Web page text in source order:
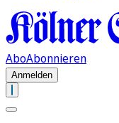
AboAbonnieren
Anmelden